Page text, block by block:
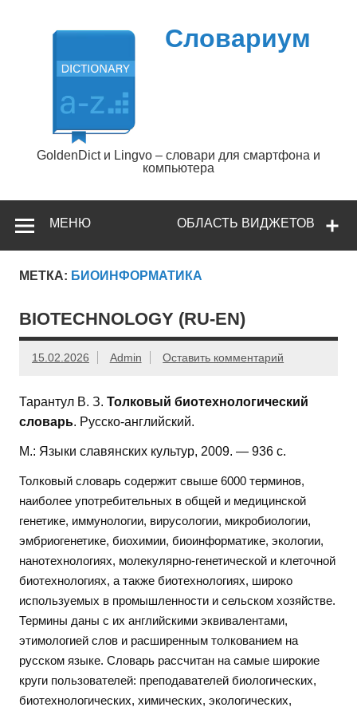
содержимому
Словариум
GoldenDict и Lingvo – словари для смартфона и
компьютера
ОБЛАСТЬ ВИДЖЕТОВ
МЕНЮ
МЕТКА: БИОИНФОРМАТИКА
BIOTECHNOLOGY (RU-EN)
15.02.2026 Admin Оставить комментарий
Тарантул В. З. Толковый биотехнологический
словарь. Русско-английский.
М.: Языки славянских культур, 2009. — 936 с.
Толковый словарь содержит свыше 6000 терминов,
наиболее употребительных в общей и медицинской
генетике, иммунологии, вирусологии, микробиологии,
эмбриогенетике, биохимии, биоинформатике, экологии,
нанотехнологиях, молекулярно-генетической и клеточной
биотехнологиях, а также биотехнологиях, широко
используемых в промышленности и сельском хозяйстве.
Термины даны с их английскими эквивалентами,
этимологией слов и расширенным толкованием на
русском языке. Словарь рассчитан на самые широкие
круги пользователей: преподавателей биологических,
биотехнологических, химических, экологических,